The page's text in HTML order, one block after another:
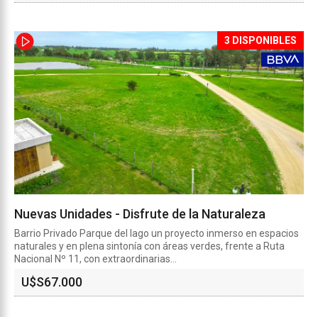
3 DISPONIBLES
Nuevas Unidades - Disfrute de la Naturaleza
Barrio Privado Parque del lago un proyecto inmerso en espacios
naturales y en plena sintonía con áreas verdes, frente a Ruta
Nacional Nº 11, con extraordinarias...
U$S67.000